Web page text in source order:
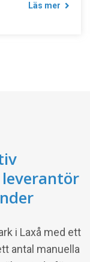
Läs mer
i Laxå med ett
antal manuella